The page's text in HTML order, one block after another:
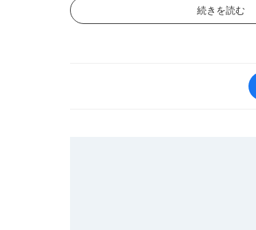
続きを読む